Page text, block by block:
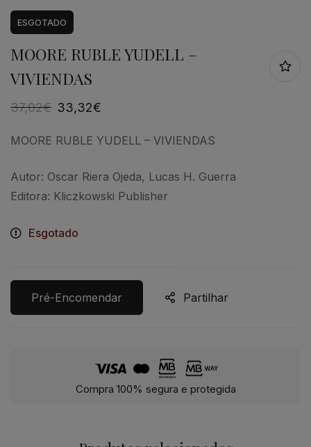
ESGOTADO
MOORE RUBLE YUDELL –
VIVIENDAS
37,02€ 33,32€
MOORE RUBLE YUDELL – VIVIENDAS
Autor: Oscar Riera Ojeda, Lucas H. Guerra
Editora: Kliczkowski Publisher
Esgotado
Pré-Encomendar Partilhar
Compra 100% segura e protegida